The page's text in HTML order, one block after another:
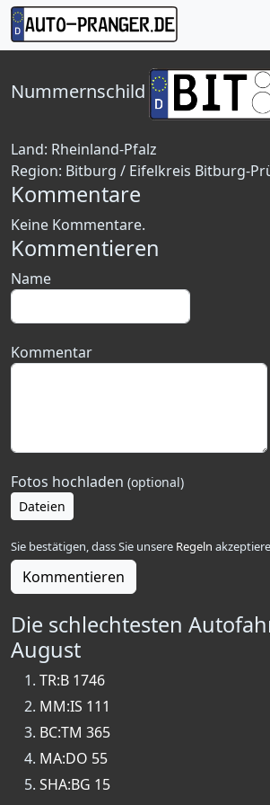
Nummernschild
Land: Rheinland-Pfalz
Region: Bitburg / Eifelkreis Bitburg-
Kommentare
Keine Kommentare.
Kommentieren
Name
Kommentar
Fotos hochladen (optional)
Dateien
Sie bestätigen, dass Sie unsere Regeln
Kommentieren
Die schlechtesten
August
TR:B 1746
MM:IS 111
BC:TM 365
MA:DO 55
SHA:BG 15